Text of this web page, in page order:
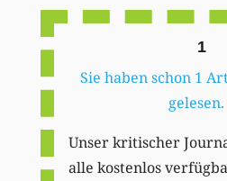
1
Sie haben schon 1
gelesen.
Unser kritischer
alle kostenlos